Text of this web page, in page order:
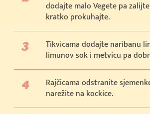
dodajte malo Vegete pa
kratko prokuhajte.
Tikvicama dodajte naribanu
limunov sok i metvicu pa
Rajčicama odstranite
narežite na kockice.